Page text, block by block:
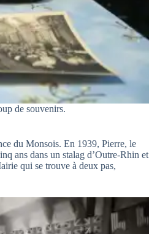
de souvenirs.
du Monsois. En 1939, Pierre, le
ans dans un stalag d’Outre-Rhin et
qui se trouve à deux pas,